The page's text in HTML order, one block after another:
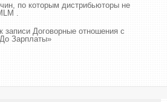
по которым дистрибьюторы не
.
записи Договорные отношения с
Зарплаты»